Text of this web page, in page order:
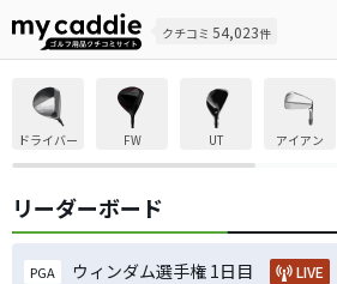
クチコミ 54,023件
ドライバー FW UT アイアン
リーダーボード
PGA ウィンダム選手権 1日目 LIVE